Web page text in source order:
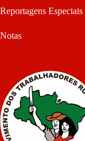
Reportagens Especiais
Notas